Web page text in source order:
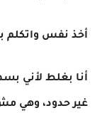
أخذ نفس
أنا بغلط لأني
غير حدود، وهي